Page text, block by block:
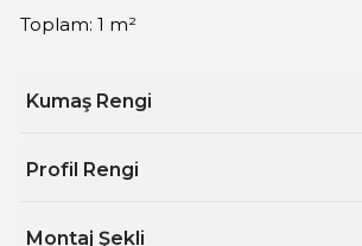
Toplam: 1 m²
Kumaş Rengi
Profil Rengi
Montaj Şekli